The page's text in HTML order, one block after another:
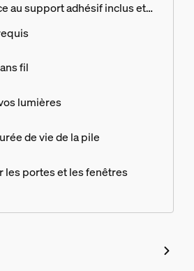
au support adhésif inclus et
ou allumez les lumières
activé.
fil
lumières
de vie de la pile
les portes et les fenêtres